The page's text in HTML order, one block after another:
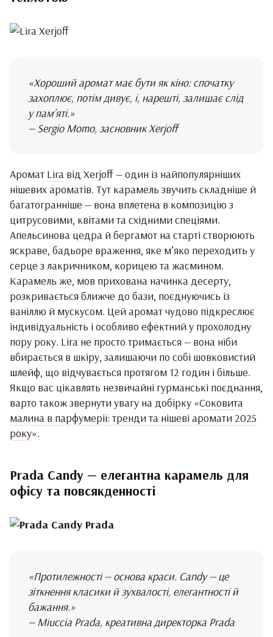
«Хороший аромат має бути як кіно: спочатку
захоплює, потім дивує, і, нарешті, залишає слід
у пам’яті.»
— Sergio Momo, засновник Xerjoff
Аромат Lira від Xerjoff — один із найпопулярніших
нішевих ароматів. Тут карамель звучить складніше й
багатогранніше — вона вплетена в композицію з
цитрусовими, квітами та східними спеціями.
Апельсинова цедра й бергамот на старті створюють
яскраве, бадьоре враження, яке м’яко переходить у
серце з лакричником, корицею та жасмином.
Карамель же, мов прихована начинка десерту,
розкривається ближче до бази, поєднуючись із
ваніллю й мускусом. Цей аромат чудово підкреслює
індивідуальність і особливо ефектний у прохолодну
пору року. Lira не просто тримається — вона ніби
вбирається в шкіру, залишаючи по собі шовковистий
шлейф, що відчувається протягом 12 годин і більше.
Якщо вас цікавлять незвичайні гурманські поєднання,
варто також звернути увагу на добірку «Соковита
малина в парфумерії: тренди та нішеві аромати 2025
року».
Prada Candy — елегантна карамель для
офісу та повсякденності
«Протилежності — основа краси. Candy — це
зіткнення класики й зухвалості, елегантності й
бажання.»
— Miuccia Prada, креативна директорка Prada